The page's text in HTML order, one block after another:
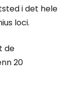
i det hele
loci.
de
20